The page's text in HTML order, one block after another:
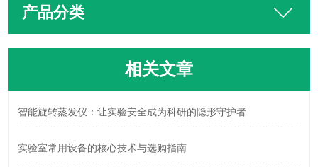
产品分类
相关文章
智能旋转蒸发仪：让实验安全成为科研的隐形守护者
实验室常用设备的核心技术与选购指南